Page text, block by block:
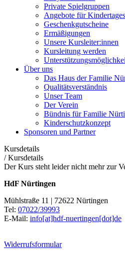
Private Spielgruppen
Angebote für
Geschenkgutscheine
Ermäßigungen
Unsere Kursleiter:innen
Kursleitung werden
Über uns
Das Haus der Familie
Qualitätsverständnis
Unser Team
Der Verein
Bündnis für Familie
Kinderschutzkonzept
Sponsoren und Partner
Kursdetails
/Kursdetails
Der Kurs steht leider nicht mehr zur
HdF Nürtingen
Mühlstraße 11 | 72622 Nürtingen
Tel: 07022/39993
E-Mail: info[at]hdf-nuertingen[dot]de
Widerrufsformular